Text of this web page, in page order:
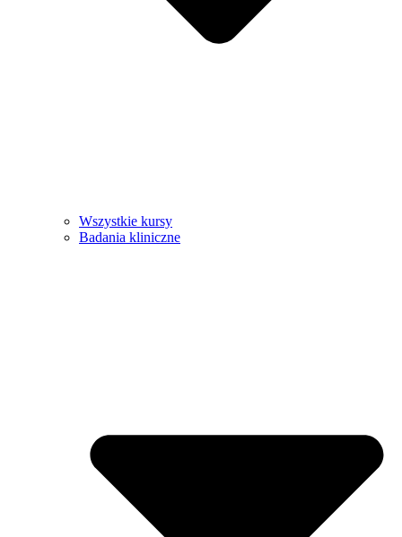
Wszystkie kursy
Badania kliniczne